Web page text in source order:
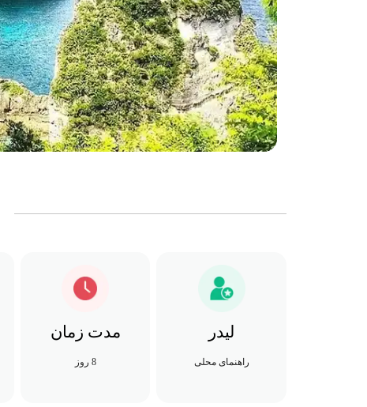
لیدر
راهنمای محلی
مدت زمان
8 روز